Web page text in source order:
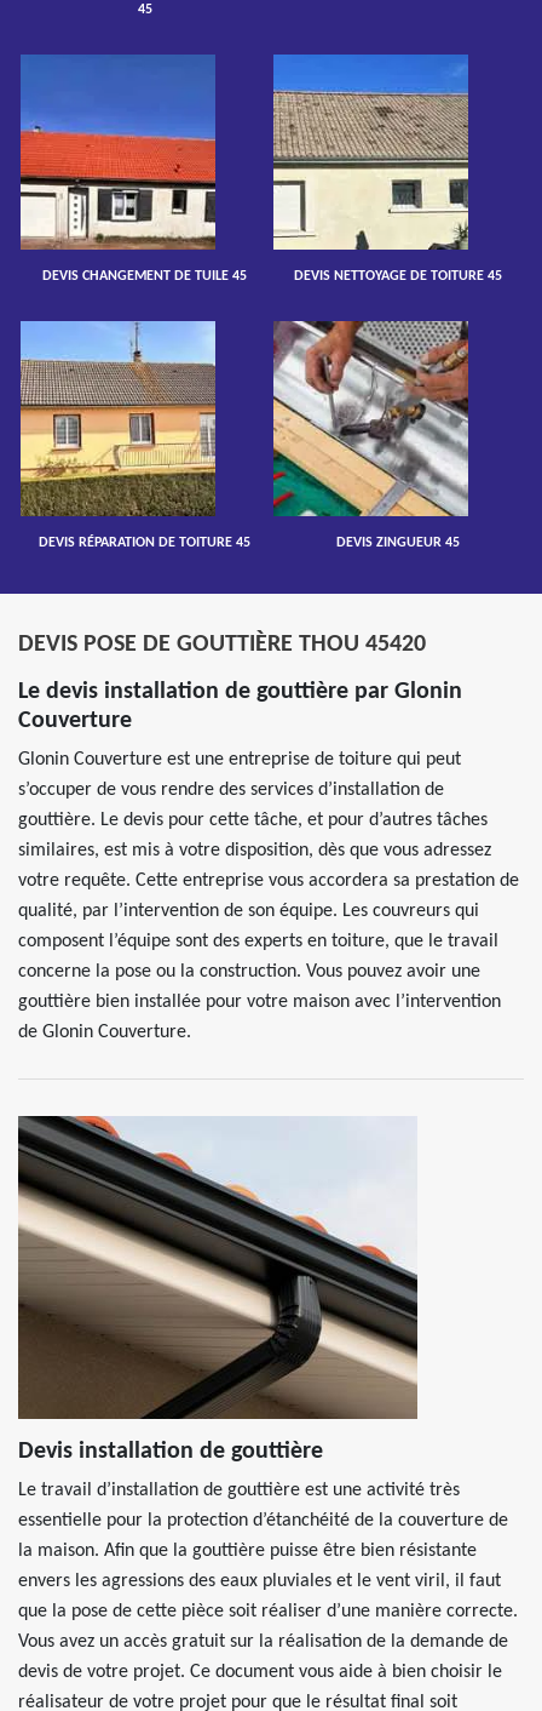
45
DEVIS CHANGEMENT DE TUILE 45 DEVIS NETTOYAGE DE TOITURE 45
DEVIS RÉPARATION DE TOITURE 45 DEVIS ZINGUEUR 45
DEVIS POSE DE GOUTTIÈRE THOU 45420
Le devis installation de gouttière par Glonin
Couverture
Glonin Couverture est une entreprise de toiture qui peut
s’occuper de vous rendre des services d’installation de
gouttière. Le devis pour cette tâche, et pour d’autres tâches
similaires, est mis à votre disposition, dès que vous adressez
votre requête. Cette entreprise vous accordera sa prestation de
qualité, par l’intervention de son équipe. Les couvreurs qui
composent l’équipe sont des experts en toiture, que le travail
concerne la pose ou la construction. Vous pouvez avoir une
gouttière bien installée pour votre maison avec l’intervention
de Glonin Couverture.
Devis installation de gouttière
Le travail d’installation de gouttière est une activité très
essentielle pour la protection d’étanchéité de la couverture de
la maison. Afin que la gouttière puisse être bien résistante
envers les agressions des eaux pluviales et le vent viril, il faut
que la pose de cette pièce soit réaliser d’une manière correcte.
Vous avez un accès gratuit sur la réalisation de la demande de
devis de votre projet. Ce document vous aide à bien choisir le
réalisateur de votre projet pour que le résultat final soit